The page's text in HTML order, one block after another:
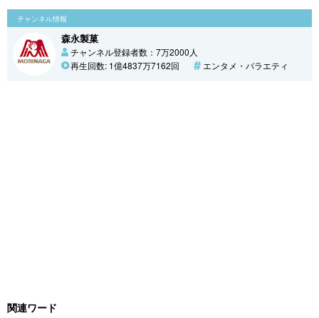
チャンネル情報
森永製菓
チャンネル登録者数：7万2000人
再生回数: 1億4837万7162回
エンタメ・バラエティ
関連ワード